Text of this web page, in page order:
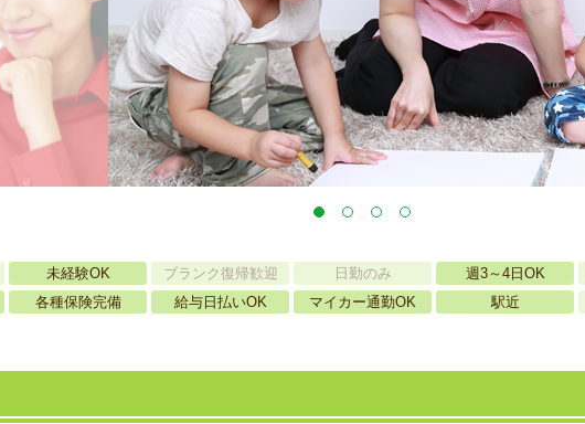
未経験OK ブランク復帰歓迎 日勤のみ 週3～4日OK
各種保険完備 給与日払いOK マイカー通勤OK 駅近